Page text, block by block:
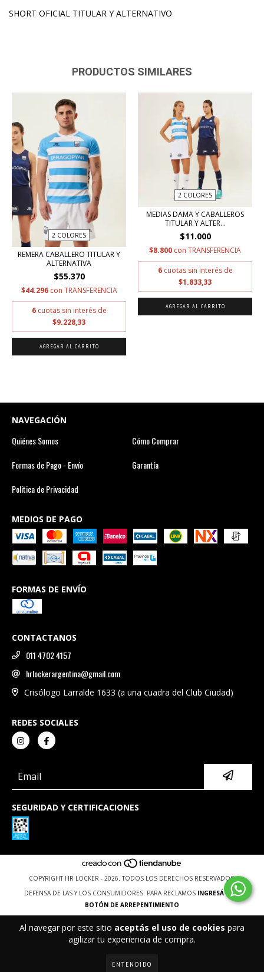
Al navegar por este sitio aceptás el uso de cookies para
agilizar tu experiencia de compra.
ENTENDIDO
SHORT OFICIAL TITULAR Y ALTERNATIVO
PRODUCTOS SIMILARES
2 COLORES
REMERA CABALLERO TITULAR Y
ALTERNATIVA
$55.370
$44.296 con TRANSFERENCIA
6 cuotas sin interés de
$9.228,33
AGREGAR AL CARRITO
2 COLORES
MEDIAS DAMA Y CABALLEROS
TITULAR Y ALTER...
$11.000
$8.800 con TRANSFERENCIA
6 cuotas sin interés de
$1.833,33
AGREGAR AL CARRITO
NAVEGACIÓN
Quiénes Somos
Cómo Comprar
Formas de Pago - Envío
Garantía
Politica de Privacidad
MEDIOS DE PAGO
FORMAS DE ENVÍO
CONTACTANOS
011 4702 4157
hrlockerargentina@gmail.com
Crisólogo Larralde 1633 (a una cuadra del Club Ciudad)
REDES SOCIALES
SEGURIDAD Y CERTIFICACIONES
COPYRIGHT HR LOCKER - 2026. TODOS LOS DERECHOS RESERVADOS.
DEFENSA DE LAS Y LOS CONSUMIDORES. PARA RECLAMOS INGRESÁ ACÁ.
BOTÓN DE ARREPENTIMIENTO